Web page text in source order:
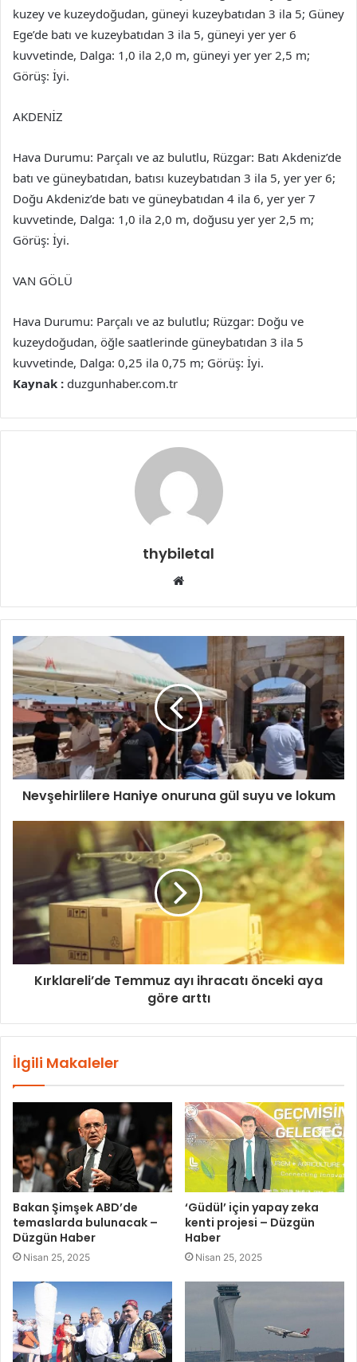
kuzey ve kuzeydoğudan, güneyi kuzeybatıdan 3 ila 5; Güney
Ege’de batı ve kuzeybatıdan 3 ila 5, güneyi yer yer 6
kuvvetinde, Dalga: 1,0 ila 2,0 m, güneyi yer yer 2,5 m;
Görüş: İyi.
AKDENİZ
Hava Durumu: Parçalı ve az bulutlu, Rüzgar: Batı Akdeniz’de
batı ve güneybatıdan, batısı kuzeybatıdan 3 ila 5, yer yer 6;
Doğu Akdeniz’de batı ve güneybatıdan 4 ila 6, yer yer 7
kuvvetinde, Dalga: 1,0 ila 2,0 m, doğusu yer yer 2,5 m;
Görüş: İyi.
VAN GÖLÜ
Hava Durumu: Parçalı ve az bulutlu; Rüzgar: Doğu ve
kuzeydoğudan, öğle saatlerinde güneybatıdan 3 ila 5
kuvvetinde, Dalga: 0,25 ila 0,75 m; Görüş: İyi.
Kaynak : duzgunhaber.com.tr
thybiletal
Web
Nevşehirlilere Haniye onuruna gül suyu ve lokum
Kırklareli’de Temmuz ayı ihracatı önceki aya
göre arttı
İlgili Makaleler
Bakan Şimşek ABD’de
temaslarda bulunacak –
Düzgün Haber
Nisan 25, 2025
‘Güdül’ için yapay zeka
kenti projesi – Düzgün
Haber
Nisan 25, 2025